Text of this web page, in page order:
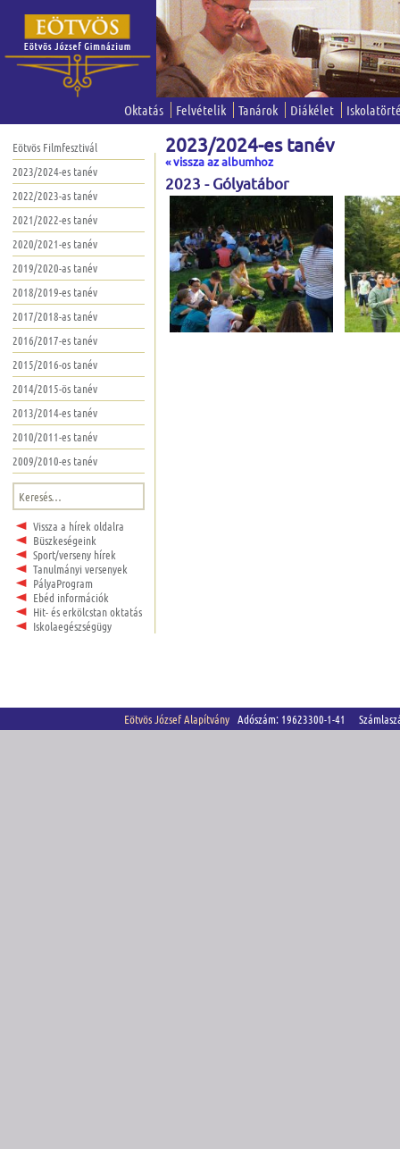
Oktatás Felvételik Tanárok Diákélet
Eötvös Filmfesztivál
2023/2024-es tanév
2022/2023-as tanév
2021/2022-es tanév
2020/2021-es tanév
2019/2020-as tanév
2018/2019-es tanév
2017/2018-as tanév
2016/2017-es tanév
2015/2016-os tanév
2014/2015-ös tanév
2013/2014-es tanév
2010/2011-es tanév
2009/2010-es tanév
Keresés:
Vissza a hírek oldalra
Büszkeségeink
Sport/verseny hírek
Tanulmányi versenyek
PályaProgram
Ebéd információk
Hit- és erkölcstan oktatás
Iskolaegészségügy
2023/2024-es tanév
« vissza az albumhoz
2023 - Gólyatábor
Eötvös József Alapítvány Adószám: 19623300-1-41